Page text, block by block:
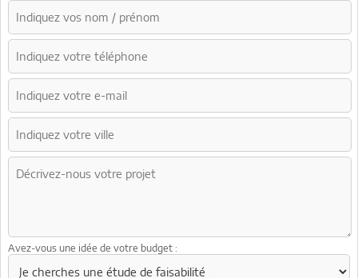
Avez-vous une idée de votre budget :